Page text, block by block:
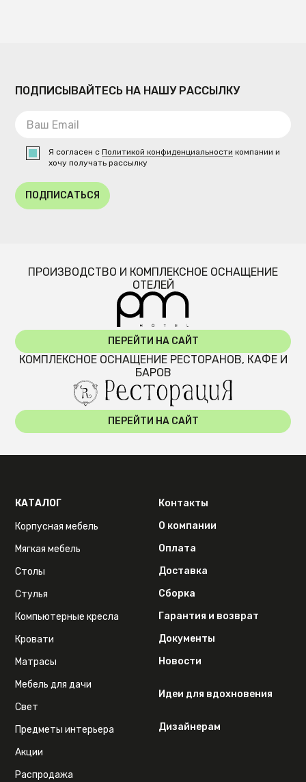
ПОДПИСЫВАЙТЕСЬ НА НАШУ РАССЫЛКУ
Я согласен сПолитикой конфиденциальности компании и
хочу получать рассылку
ПОДПИСАТЬСЯ
ПРОИЗВОДСТВО И КОМПЛЕКСНОЕ ОСНАЩЕНИЕ
ОТЕЛЕЙ
ПЕРЕЙТИ НА САЙТ
КОМПЛЕКСНОЕ ОСНАЩЕНИЕ РЕСТОРАНОВ, КАФЕ И
БАРОВ
ПЕРЕЙТИ НА САЙТ
КАТАЛОГ
Корпусная мебель
Мягкая мебель
Столы
Стулья
Компьютерные кресла
Кровати
Матрасы
Мебель для дачи
Свет
Предметы интерьера
Акции
Распродажа
Контакты
О компании
Оплата
Доставка
Сборка
Гарантия и возврат
Документы
Новости
Идеи для вдохновения
Дизайнерам